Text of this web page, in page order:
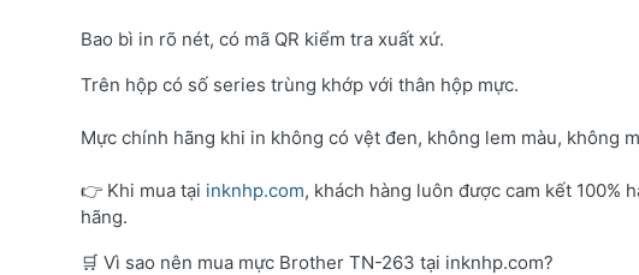
Bao bì in rõ nét, có mã QR kiểm tra xuất xứ.
Trên hộp có số series trùng khớp với thân hộp mực.
Mực chính hãng khi in không có vệt đen, không lem màu, không
👉 Khi mua tại inknhp.com, khách hàng luôn được cam kết 100%
hãng.
🛒 Vì sao nên mua mực Brother TN-263 tại inknhp.com?